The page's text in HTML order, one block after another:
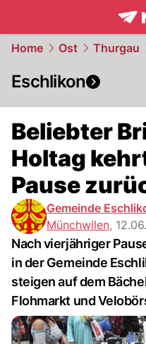
Home Ost Thurgau
Eschlikon
Beliebter
Holtag
Pause
Gemeinde
Münchwilen,
Nach vierjähriger
in der Gemeinde
steigen auf dem
Flohmarkt und